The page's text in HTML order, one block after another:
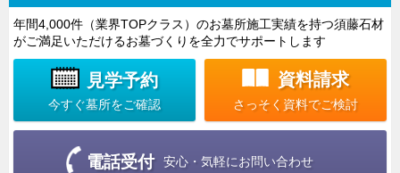
年間4,000件（業界TOPクラス）のお墓所施工実績を持つ須藤石材
がご満足いただけるお墓づくりを全力でサポートします
見学予約
今すぐ墓所をご確認
資料請求
さっそく資料でご検討
電話受付 安心・気軽にお問い合わせ